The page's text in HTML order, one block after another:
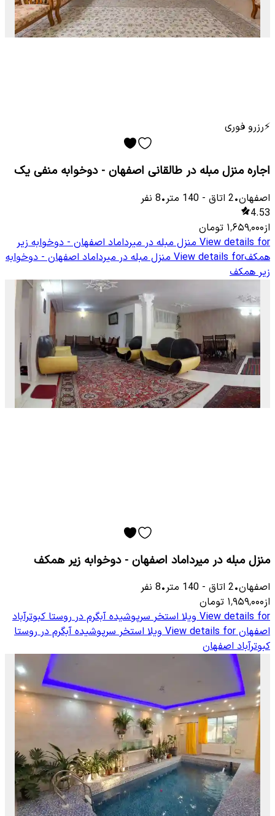
⚡رزرو فوری
اجاره منزل مبله در طالقانی اصفهان - دوخوابه منفی یک
اصفهان•
2 اتاق -
140 متر•
8 نفر
4.53
از۱٬۶۵۹٬۰۰۰ تومان
View details for منزل مبله در میرداماد اصفهان - دوخوابه زیر
همکفView details for منزل مبله در میرداماد اصفهان - دوخوابه
زیر همکف
منزل مبله در میرداماد اصفهان - دوخوابه زیر همکف
اصفهان•
2 اتاق -
140 متر•
8 نفر
از۱٬۹۵۹٬۰۰۰ تومان
View details for ویلا استخر سرپوشیده آبگرم در روستا کبوترآباد
اصفهانView details for ویلا استخر سرپوشیده آبگرم در روستا
کبوترآباد اصفهان